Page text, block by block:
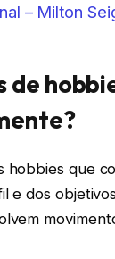
– Milton
de
hobbies que
e dos